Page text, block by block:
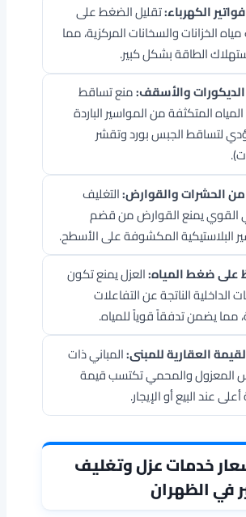
الكهرباء:تقليل الضغط على
الخزانات والسخانات المركزية، مما
الطاقة بشكل كبير.
والأسقف:منع تساقط
المتكثفة من المواسير الباردة
لتساقط الجبس بورد وتقشر
الحشرات والقوارض:التغليف
القوي يمنع القوارض من قضم
البلاستيكية المكشوفة على الأسطح.
على ضغط المياه:العزل يمنع تكون
الداخلية الناتجة عن التفاعلات
مما يضمن تدفقاً قوياً للمياه.
العقارية للمبنى:المباني ذات
المعزول والمحمي تكتسب قيمة
عند البيع أو الإيجار.
خدمات عزل وتغليف
في الظهران